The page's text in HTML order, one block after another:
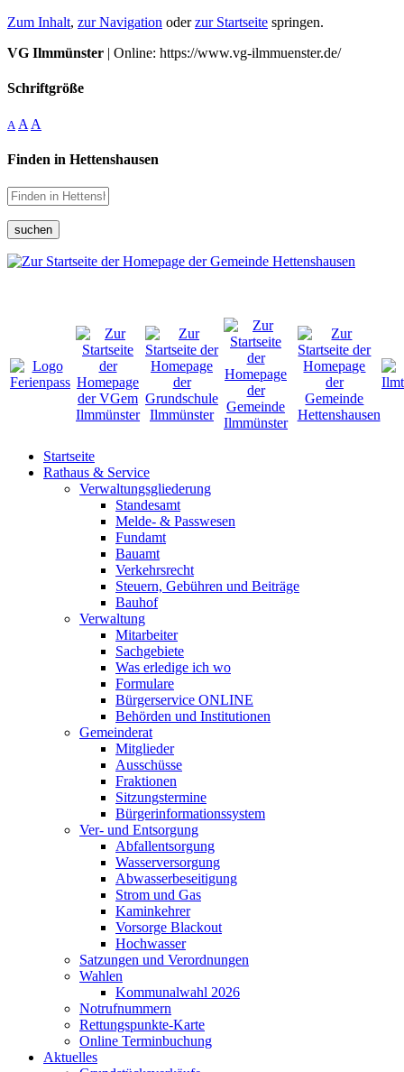
Zum Inhalt, zur Navigation oderzur Startseite springen.
VG Ilmmünster | Online: https://www.vg-ilmmuenster.de/
Schriftgröße
A A A
Finden in Hettenshausen
suchen
Startseite
Rathaus & Service
Verwaltungsgliederung
Standesamt
Melde- & Passwesen
Fundamt
Bauamt
Verkehrsrecht
Steuern, Gebühren und Beiträge
Bauhof
Verwaltung
Mitarbeiter
Sachgebiete
Was erledige ich wo
Formulare
Bürgerservice ONLINE
Behörden und Institutionen
Gemeinderat
Mitglieder
Ausschüsse
Fraktionen
Sitzungstermine
Bürgerinformationssystem
Ver- und Entsorgung
Abfallentsorgung
Wasserversorgung
Abwasserbeseitigung
Strom und Gas
Kaminkehrer
Vorsorge Blackout
Hochwasser
Satzungen und Verordnungen
Wahlen
Kommunalwahl 2026
Notrufnummern
Rettungspunkte-Karte
Online Terminbuchung
Aktuelles